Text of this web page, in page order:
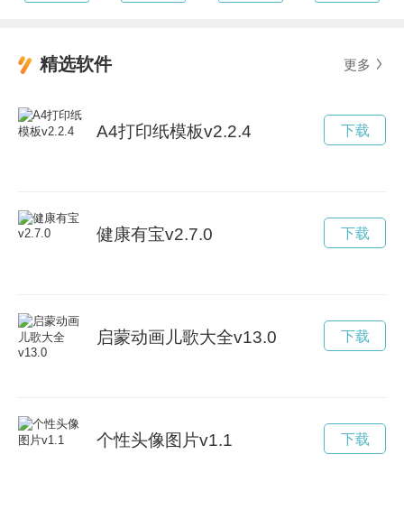
精选软件 更多
A4打印纸模板v2.2.4 下载
健康有宝v2.7.0 下载
启蒙动画儿歌大全v13.0 下载
个性头像图片v1.1 下载